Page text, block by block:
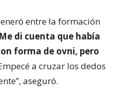
entre la formación
Me di cuenta que había
forma de ovni, pero
a cruzar los dedos
aseguró.